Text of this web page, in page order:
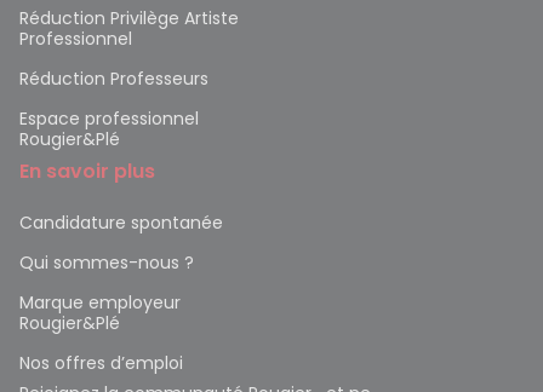
Réduction Privilège Artiste
Professionnel
Réduction Professeurs
Espace professionnel
Rougier&Plé
En savoir plus
Candidature spontanée
Qui sommes-nous ?
Marque employeur
Rougier&Plé
Nos offres d’emploi